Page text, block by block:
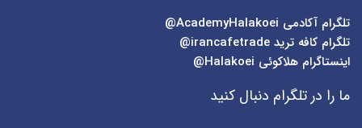
تلگرام آکادمی
تلگرام کافه ترید irancafetrade@
اینستاگرام هلاکوئی Halakoei@
ما را در تلگرام دنبال کنید